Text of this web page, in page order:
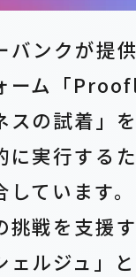
バンクが提
ーム「
スの試着」を
に実行する
しています
挑戦を支援
ェルジュ」